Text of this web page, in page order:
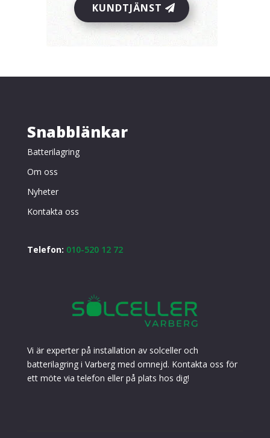
KUNDTJÄNST
Vi är experter på installation av solceller och
batterilagring i Varberg med omnejd. Kontakta oss för
ett möte via telefon eller på plats hos dig!
Snabblänkar
Batterilagring
Om oss
Nyheter
Kontakta oss
Telefon: 010-520 12 72